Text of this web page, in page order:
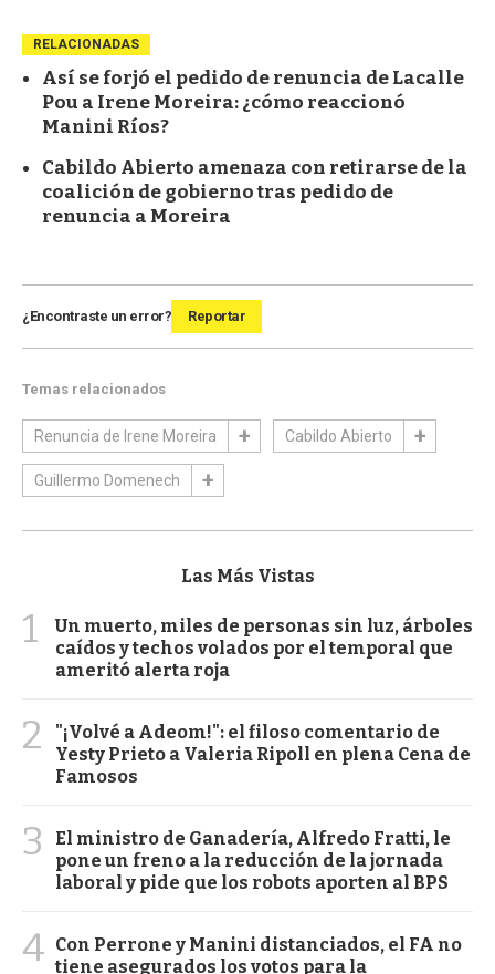
RELACIONADAS
Así se forjó el pedido de renuncia de Lacalle
Pou a Irene Moreira: ¿cómo reaccionó
Manini Ríos?
Cabildo Abierto amenaza con retirarse de la
coalición de gobierno tras pedido de
renuncia a Moreira
¿Encontraste un error? Reportar
Temas relacionados
Renuncia de Irene Moreira Cabildo Abierto
Guillermo Domenech
Las Más Vistas
1
Un muerto, miles de personas sin luz, árboles
caídos y techos volados por el temporal que
ameritó alerta roja
2
"¡Volvé a Adeom!": el filoso comentario de
Yesty Prieto a Valeria Ripoll en plena Cena de
Famosos
3
El ministro de Ganadería, Alfredo Fratti, le
pone un freno a la reducción de la jornada
laboral y pide que los robots aporten al BPS
4 Con Perrone y Manini distanciados, el FA no
tiene asegurados los votos para la